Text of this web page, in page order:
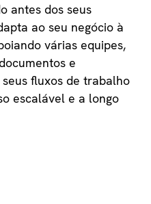
antes dos seus
ao seu negócio à
várias equipes,
e
fluxos de trabalho
escalável e a longo